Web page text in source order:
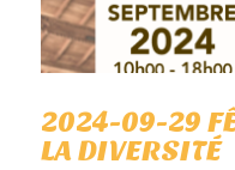
2024-09-29
LA DIVERSITÉ